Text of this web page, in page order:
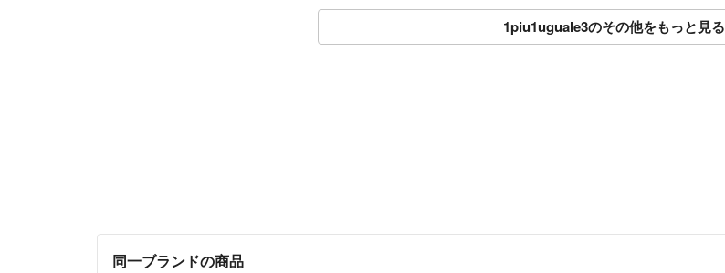
1piu1uguale3のその他をもっと見る
同一ブランドの商品